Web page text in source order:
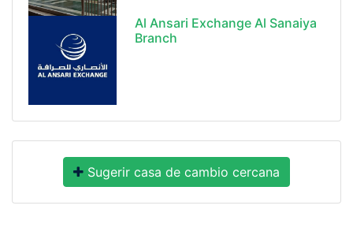
Al Ansari Exchange Al Sanaiya
Branch
Sugerir casa de cambio cercana